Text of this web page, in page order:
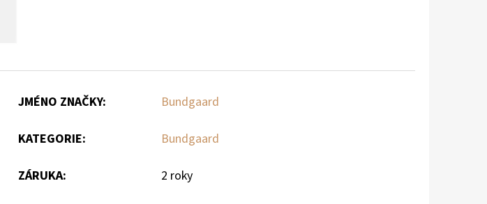
JMÉNO ZNAČKY: Bundgaard
KATEGORIE: Bundgaard
ZÁRUKA: 2 roky